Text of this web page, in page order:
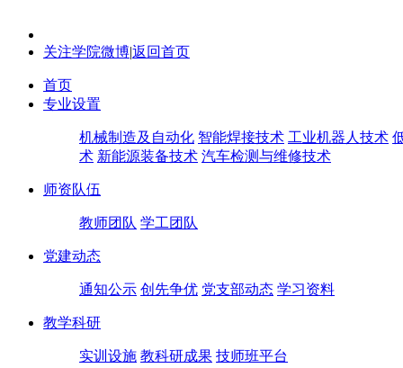
关注学院微博|返回首页
首页
专业设置
机械制造及自动化 智能焊接技术 工业机器人技术
术 新能源装备技术 汽车检测与维修技术
师资队伍
教师团队 学工团队
党建动态
通知公示 创先争优 党支部动态 学习资料
教学科研
实训设施 教科研成果 技师班平台